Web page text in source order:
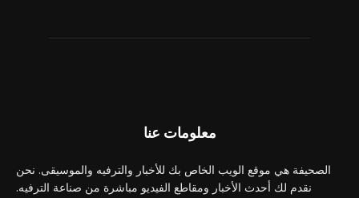
معلومات عنا
الصحيفة هي موقع الويب الخاص بك للأخبار والترفيه والموسيقى. نحن
نقدم لك أحدث الأخبار ومقاطع الفيديو مباشرة من صناعة الترفيه.